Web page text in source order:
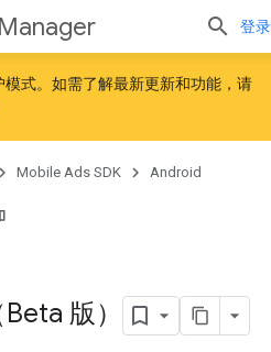
登录
模式。如需了解最新更新和功能，请
Mobile Ads SDK Android
版）